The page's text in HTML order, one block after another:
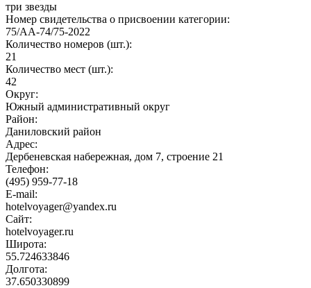
три звезды
Номер свидетельства о присвоении категории:
75/АА-74/75-2022
Количество номеров (шт.):
21
Количество мест (шт.):
42
Округ:
Южный административный округ
Район:
Даниловский район
Адрес:
Дербеневская набережная, дом 7, строение 21
Телефон:
(495) 959-77-18
E-mail:
hotelvoyager@yandex.ru
Сайт:
hotelvoyager.ru
Широта:
55.724633846
Долгота:
37.650330899